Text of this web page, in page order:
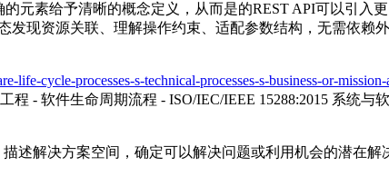
元素给予清晰的概念定义，从而是的REST API可以引
现资源关联、理解操作约束、适配参数结构，无需依赖
life-cycle-processes-s-technical-processes-s-business-or-
程 - 软件生命周期流程 - ISO/IEC/IEEE 15288:2015 系统
述解决方案空间，确定可以解决问题或利用机会的潜在解